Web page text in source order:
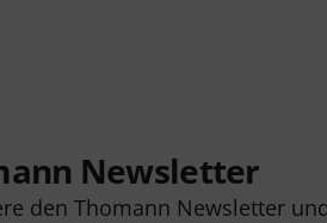
Newsletter
den Thomann Newsletter